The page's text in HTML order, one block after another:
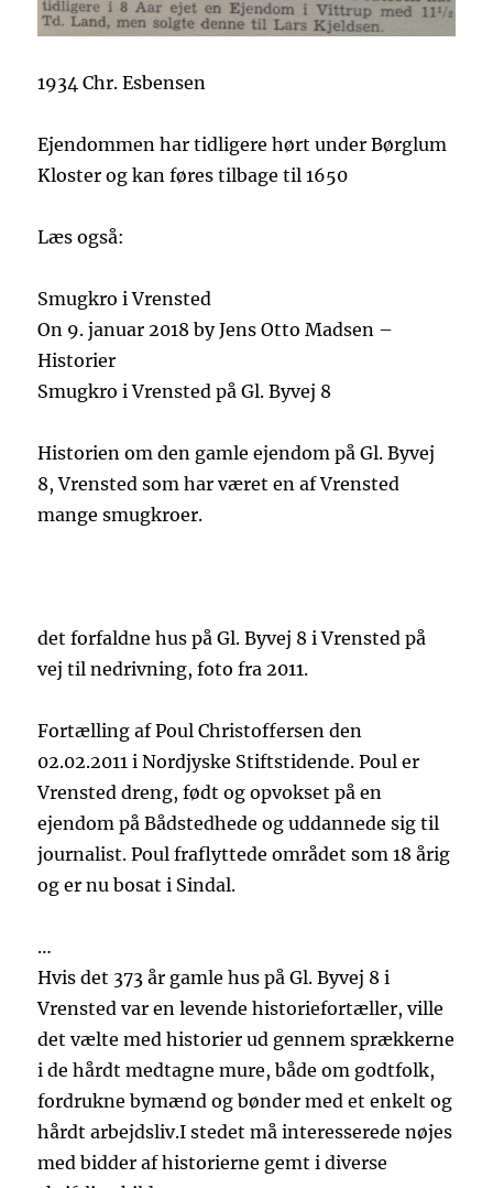
1934 Chr. Esbensen
Ejendommen har tidligere hørt under Børglum
Kloster og kan føres tilbage til 1650
Læs også:
Smugkro i Vrensted
On 9. januar 2018 by Jens Otto Madsen –
Historier
Smugkro i Vrensted på Gl. Byvej 8
Historien om den gamle ejendom på Gl. Byvej
8, Vrensted som har været en af Vrensted
mange smugkroer.
det forfaldne hus på Gl. Byvej 8 i Vrensted på
vej til nedrivning, foto fra 2011.
Fortælling af Poul Christoffersen den
02.02.2011 i Nordjyske Stiftstidende. Poul er
Vrensted dreng, født og opvokset på en
ejendom på Bådstedhede og uddannede sig til
journalist. Poul fraflyttede området som 18 årig
og er nu bosat i Sindal.
…
Hvis det 373 år gamle hus på Gl. Byvej 8 i
Vrensted var en levende historiefortæller, ville
det vælte med historier ud gennem sprækkerne
i de hårdt medtagne mure, både om godtfolk,
fordrukne bymænd og bønder med et enkelt og
hårdt arbejdsliv.I stedet må interesserede nøjes
med bidder af historierne gemt i diverse